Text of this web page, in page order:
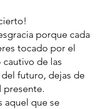
porque cada
tocado por el
cautivo de las
futuro, dejas de
presente.
aquel que se